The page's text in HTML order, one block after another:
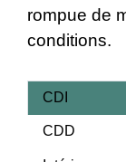
rompue de
conditions.
CDI
CDD